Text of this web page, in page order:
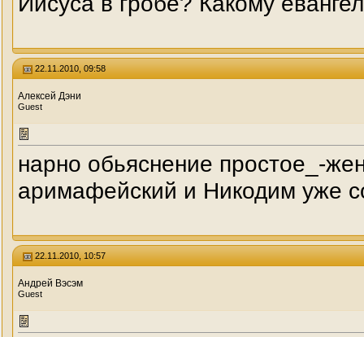
22.11.2010, 09:58
Алексей Дэни
Guest
нарно обьяснение простое_-
аримафейский и Никодим уже
22.11.2010, 10:57
Андрей Вэсэм
Guest